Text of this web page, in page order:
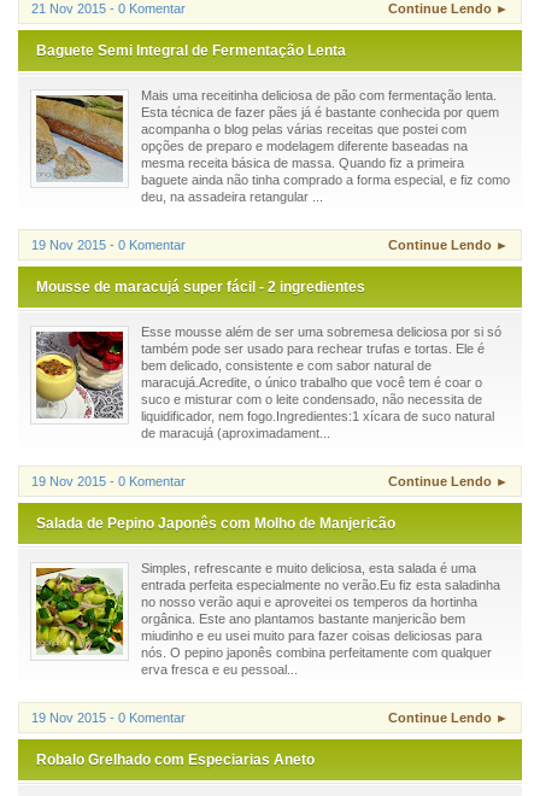
21 Nov 2015 - 0 Komentar Continue Lendo ►
Baguete Semi Integral de Fermentação Lenta
Mais uma receitinha deliciosa de pão com fermentação lenta.
Esta técnica de fazer pães já é bastante conhecida por quem
acompanha o blog pelas várias receitas que postei com
opções de preparo e modelagem diferente baseadas na
mesma receita básica de massa. Quando fiz a primeira
baguete ainda não tinha comprado a forma especial, e fiz como
deu, na assadeira retangular ...
19 Nov 2015 - 0 Komentar Continue Lendo ►
Mousse de maracujá super fácil - 2 ingredientes
Esse mousse além de ser uma sobremesa deliciosa por si só
também pode ser usado para rechear trufas e tortas. Ele é
bem delicado, consistente e com sabor natural de
maracujá.Acredite, o único trabalho que você tem é coar o
suco e misturar com o leite condensado, não necessita de
liquidificador, nem fogo.Ingredientes:1 xícara de suco natural
de maracujá (aproximadament...
19 Nov 2015 - 0 Komentar Continue Lendo ►
Salada de Pepino Japonês com Molho de Manjericão
Simples, refrescante e muito deliciosa, esta salada é uma
entrada perfeita especialmente no verão.Eu fiz esta saladinha
no nosso verão aqui e aproveitei os temperos da hortinha
orgânica. Este ano plantamos bastante manjericão bem
miudinho e eu usei muito para fazer coisas deliciosas para
nós. O pepino japonês combina perfeitamente com qualquer
erva fresca e eu pessoal...
19 Nov 2015 - 0 Komentar Continue Lendo ►
Robalo Grelhado com Especiarias Aneto